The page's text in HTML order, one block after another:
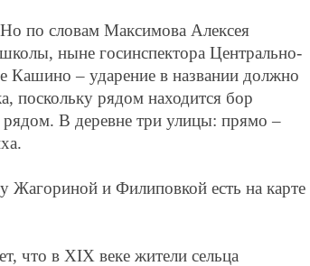
Но по словам Максимова Алексея
ныне госинспектора Центрально-
Кашино – ударение в названии должно
поскольку рядом находится бор
В деревне три улицы: прямо –
Жагориной и Филиповкой есть на карте
что в XIX веке жители сельца